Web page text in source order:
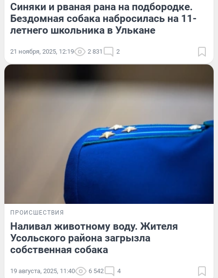
Синяки и рваная рана на подбородке.
Бездомная собака набросилась на 11-
летнего школьника в Улькане
21 ноября, 2025, 12:19 2 831 2
ПРОИСШЕСТВИЯ
Наливал животному воду. Жителя
Усольского района загрызла
собственная собака
19 августа, 2025, 11:40 6 542 4